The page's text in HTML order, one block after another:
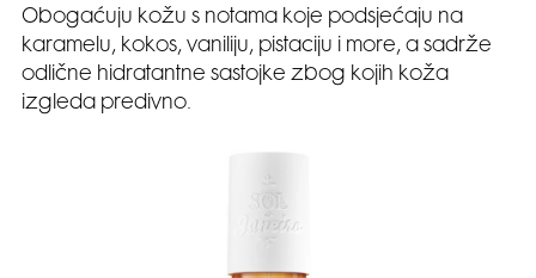
Obogaćuju kožu s notama koje podsjećaju na
karamelu, kokos, vaniliju, pistaciju i more, a sadrže
odlične hidratantne sastojke zbog kojih koža
izgleda predivno.